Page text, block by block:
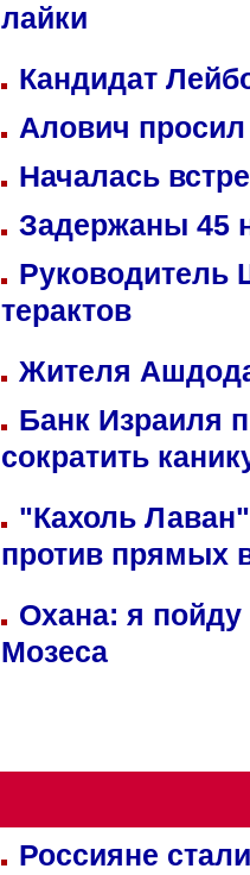
лайки
Кандидат
Алович просил
Началась
Задержаны 45
Руководитель
терактов
Жителя
Банк Израиля
сократить
"Кахоль
против прямых
Охана: я пойду
Мозеса
Россияне